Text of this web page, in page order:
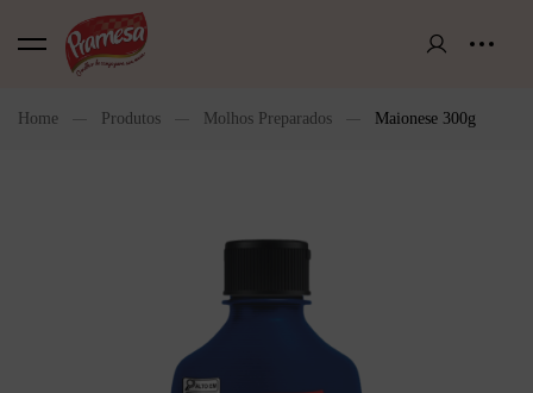
Home Produtos Molhos Preparados Maionese 300g